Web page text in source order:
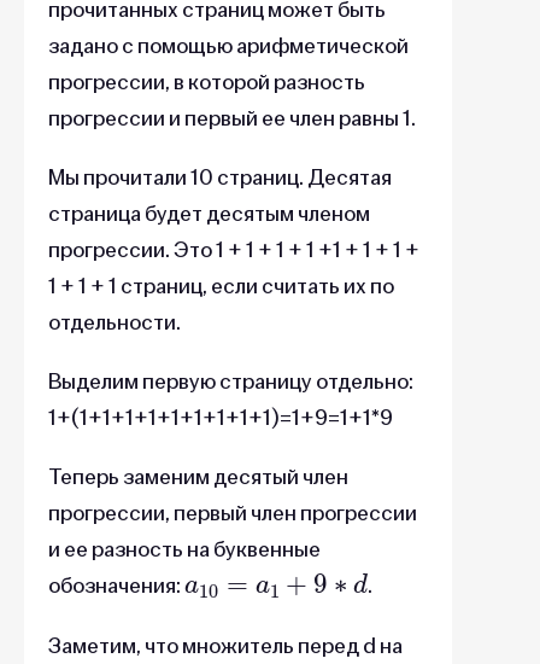
прочитанных страниц может быть
задано с помощью арифметической
прогрессии, в которой разность
прогрессии и первый ее член равны 1.
Мы прочитали 10 страниц. Десятая
страница будет десятым членом
прогрессии. Это 1 + 1 + 1 + 1 +1 + 1 + 1 +
1 + 1 + 1 страниц, если считать их по
отдельности.
Выделим первую страницу отдельно:
1+(1+1+1+1+1+1+1+1+1)=1+9=1+1*9
Теперь заменим десятый член
прогрессии, первый член прогрессии
и ее разность на буквенные
обозначения:
= ∗d
.
Заметим, что множитель перед d на